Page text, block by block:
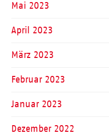
Mai 2023
April 2023
März 2023
Februar 2023
Januar 2023
Dezember 2022